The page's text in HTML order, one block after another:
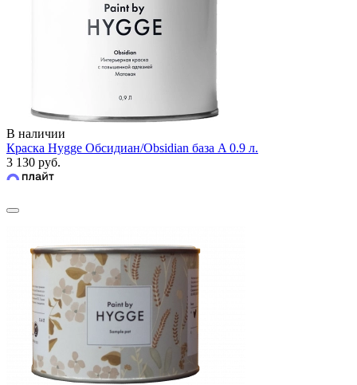
В наличии
Краска Hygge Обсидиан/Obsidian база A 0.9 л.
3 130 руб.